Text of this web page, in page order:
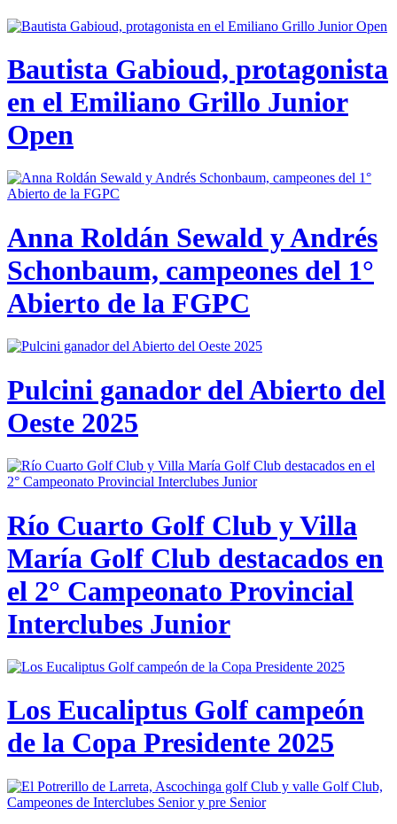
Bautista Gabioud, protagonista
en el Emiliano Grillo Junior
Open
Anna Roldán Sewald y Andrés
Schonbaum, campeones del 1°
Abierto de la FGPC
Pulcini ganador del Abierto del
Oeste 2025
Río Cuarto Golf Club y Villa
María Golf Club destacados en
el 2° Campeonato Provincial
Interclubes Junior
Los Eucaliptus Golf campeón
de la Copa Presidente 2025